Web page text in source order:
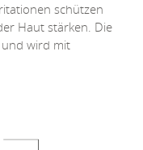
schützen
Haut stärken. Die
wird mit